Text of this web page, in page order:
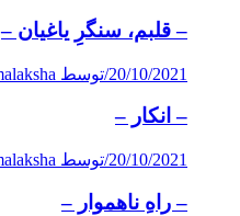
– قلبم، سنگرِ یاغیان –
20/10/2021
/توسط jalal malaksha
– انکار –
20/10/2021
/توسط jalal malaksha
– راهِ ناهموار –